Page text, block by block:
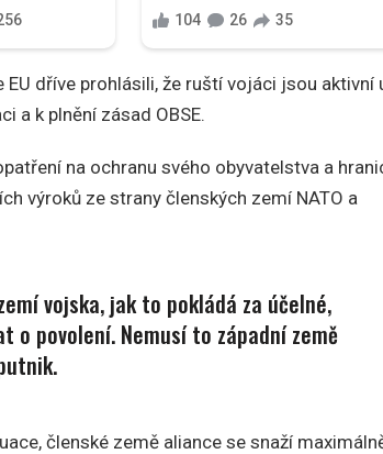
EU dříve prohlásili, že ruští vojáci jsou aktivní
a k plnění zásad OBSE.
na ochranu svého obyvatelstva a
výroků ze strany členských zemí NATO a
vojska, jak to pokládá za účelné,
o povolení. Nemusí to západní země
členské země aliance se snaží